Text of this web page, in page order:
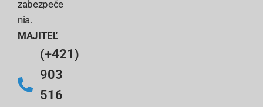
zabezpeče
nia.
MAJITEĽ
(+421)
903
516